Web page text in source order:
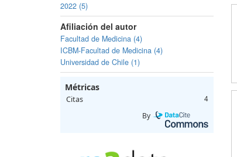
2022 (5)
Afiliación del autor
Facultad de Medicina (4)
ICBM-Facultad de Medicina (4)
Universidad de Chile (1)
Métricas
Citas 4
By